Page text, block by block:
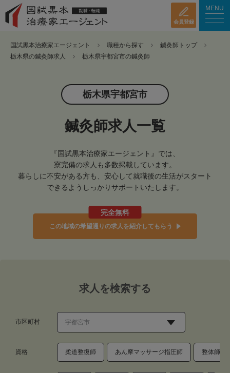
会員登録
MENU
国試黒本治療家エージェント 職種から探す
鍼灸師トップ
栃木県の鍼灸師求人
栃木県宇都宮市の鍼灸師
栃木県宇都宮市
鍼灸師求人一覧
『国試黒本治療家エージェント』では、
寮完備の求人も多数掲載しています。
暮らしに不安がある方も、安心して就職後の生活がスタート
できるようしっかりサポートいたします。
完全無料
この地域の希望通りの求人を紹介してもらう
求人を検索する
市区町村
資格 柔道整復師 あん摩マッサージ指圧師 整体師・